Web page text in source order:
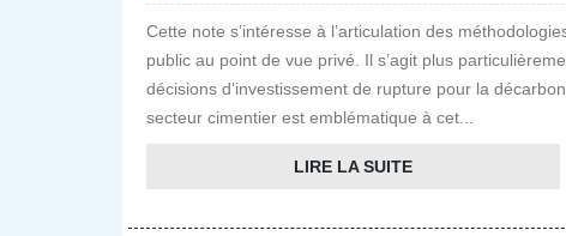
Cette note s’intéresse à l’articulation des
public au point de vue privé. Il s’agit plus
décisions d’investissement de rupture pour la
secteur cimentier est emblématique à cet...
LIRE LA SUITE